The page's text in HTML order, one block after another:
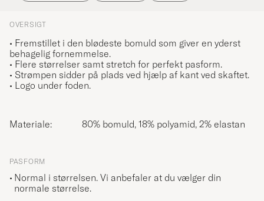
OVERSIGT
• Fremstillet i den blødeste bomuld som giver en yderst
behagelig fornemmelse.
• Flere størrelser samt stretch for perfekt pasform.
• Strømpen sidder på plads ved hjælp af kant ved skaftet.
• Logo under foden.
Materiale: 80% bomuld, 18% polyamid, 2% elastan
PASFORM
Normal i størrelsen. Vi anbefaler at du vælger din
normale størrelse.